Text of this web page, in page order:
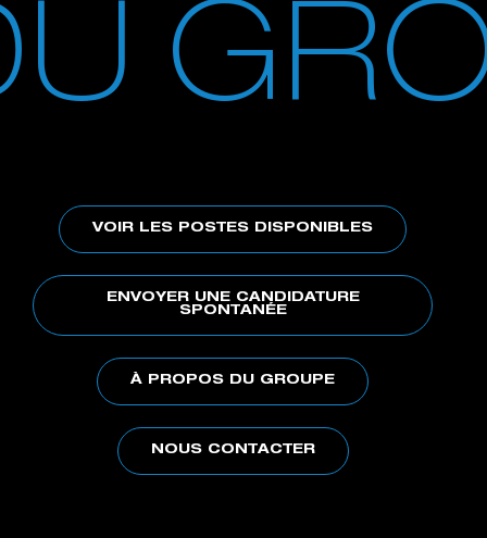
VOIR LES POSTES DISPONIBLES
ENVOYER UNE CANDIDATURE
SPONTANÉE
À PROPOS DU GROUPE
NOUS CONTACTER